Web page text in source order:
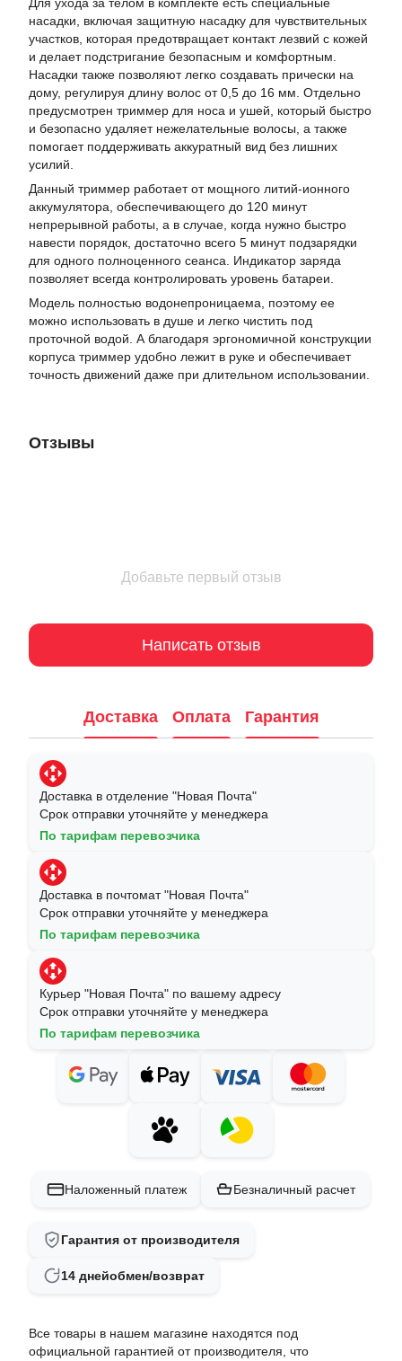
насадки, включая защитную насадку для чувствительных
участков, которая предотвращает контакт лезвий с кожей
и делает подстригание безопасным и комфортным.
Насадки также позволяют легко создавать прически на
дому, регулируя длину волос от 0,5 до 16 мм. Отдельно
предусмотрен триммер для носа и ушей, который быстро
и безопасно удаляет нежелательные волосы, а также
помогает поддерживать аккуратный вид без лишних
усилий.
Данный триммер работает от мощного литий-ионного
аккумулятора, обеспечивающего до 120 минут
непрерывной работы, а в случае, когда нужно быстро
навести порядок, достаточно всего 5 минут подзарядки
для одного полноценного сеанса. Индикатор заряда
позволяет всегда контролировать уровень батареи.
Модель полностью водонепроницаема, поэтому ее
можно использовать в душе и легко чистить под
проточной водой. А благодаря эргономичной конструкции
корпуса триммер удобно лежит в руке и обеспечивает
точность движений даже при длительном использовании.
Отзывы
Добавьте первый отзыв
Написать отзыв
Доставка Оплата Гарантия
Доставка в отделение "Новая Почта"
Срок отправки уточняйте у менеджера
По тарифам перевозчика
Доставка в почтомат "Новая Почта"
Срок отправки уточняйте у менеджера
По тарифам перевозчика
Курьер "Новая Почта" по вашему адресу
Срок отправки уточняйте у менеджера
По тарифам перевозчика
Наложенный платеж Безналичный расчет
Гарантия от производителя
14 днейобмен/возврат
Все товары в нашем магазине находятся под
официальной гарантией от производителя, что